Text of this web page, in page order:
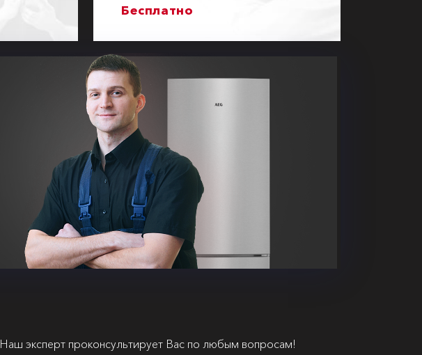
Бесплатно
Наш эксперт проконсультирует Вас по любым вопросам!